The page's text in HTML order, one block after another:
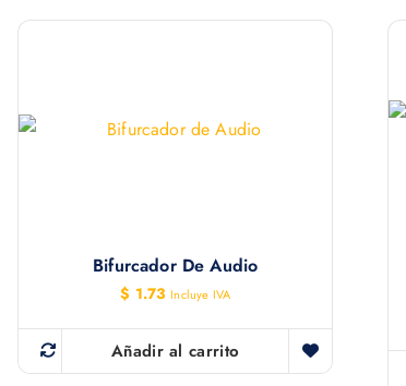
Bifurcador De Audio
$ 1.73 Incluye IVA
Añadir al carrito